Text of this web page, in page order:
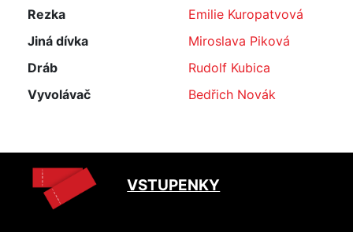
Rezka
Emilie Kuropatvová
Jiná dívka
Miroslava Piková
Dráb
Rudolf Kubica
Vyvolávač
Bedřich Novák
VSTUPENKY